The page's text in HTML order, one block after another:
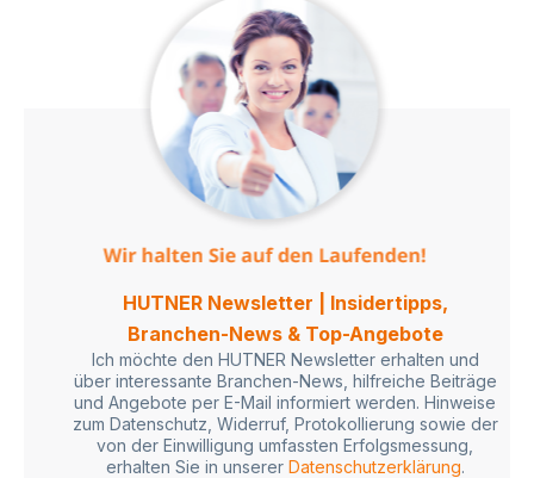
HUTNER Newsletter | Insidertipps,
Branchen-News & Top-Angebote
Ich möchte den HUTNER Newsletter erhalten und
über interessante Branchen-News, hilfreiche Beiträge
und Angebote per E-Mail informiert werden. Hinweise
zum Datenschutz, Widerruf, Protokollierung sowie der
von der Einwilligung umfassten Erfolgsmessung,
erhalten Sie in unserer Datenschutzerklärung.